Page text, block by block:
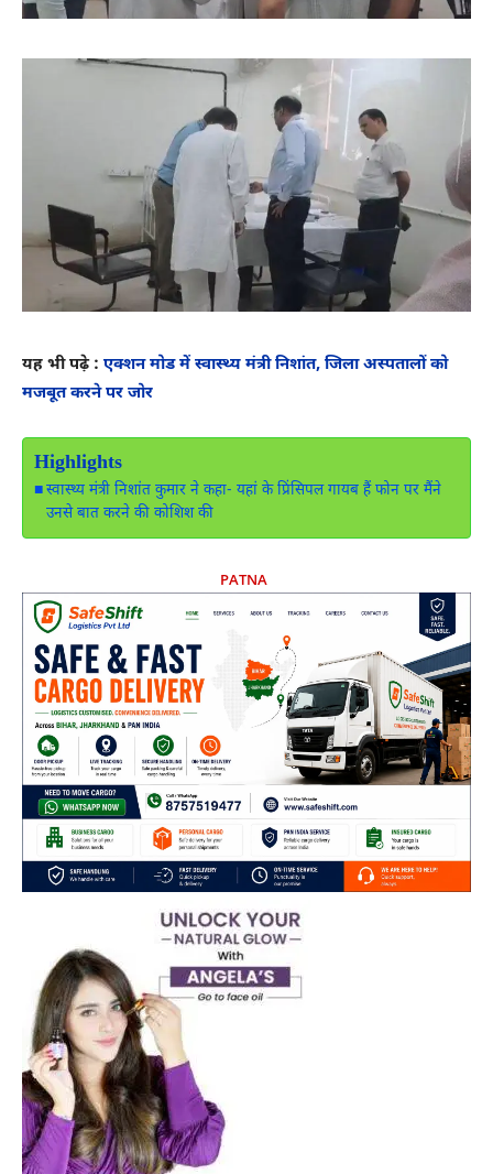
यह भी पढ़े : एक्शन मोड में स्वास्थ्य मंत्री निशांत, जिला अस्पतालों को
मजबूत करने पर जोर
Highlights
स्वास्थ्य मंत्री निशांत कुमार ने कहा- यहां के प्रिंसिपल गायब हैं फोन पर मैंने
उनसे बात करने की कोशिश की
PATNA